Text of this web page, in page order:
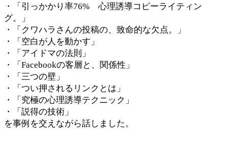
・「引っかかり率76% 心理誘導コピーライティン
グ。」
・「クワハラさんの投稿の、致命的な欠点。」
・「空白が人を動かす」
・「アイドマの法則」
・「Facebookの客層と、関係性」
・「三つの壁」
・「つい押されるリンクとは」
・「究極の心理誘導テクニック」
・「説得の技術」
を事例を交えながら話しました。